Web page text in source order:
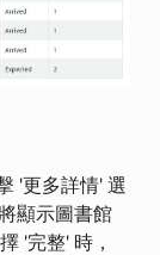
'更多詳情' 選
顯示圖書館
'完整' 時，